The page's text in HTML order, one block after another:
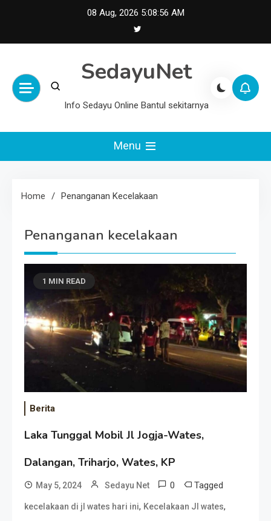
08 Aug, 2026 5:08:57 AM
SedayuNet
Info Sedayu Online Bantul sekitarnya
Menu
Home Penanganan Kecelakaan
Penanganan kecelakaan
1 MIN READ
Berita
Laka Tunggal Mobil Jl Jogja-Wates,
Dalangan, Triharjo, Wates, KP
May 5, 2024 Sedayu Net 0 Tagged
kecelakaan di jl wates hari ini, Kecelakaan Jl wates,